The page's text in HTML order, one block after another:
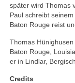
später wird Thomas
Paul schreibt
Baton Rouge reist
Thomas
Baton Rouge,
er in Lindlar,
Credits